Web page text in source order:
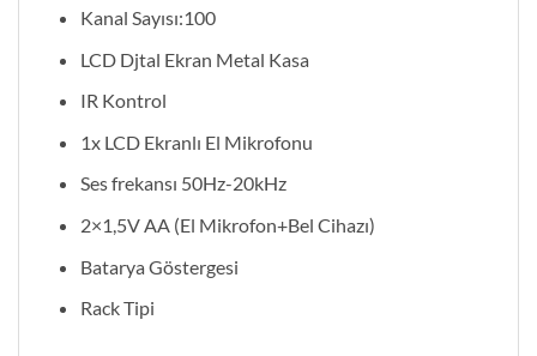
Kanal Sayısı:100
LCD Djtal Ekran Metal Kasa
IR Kontrol
1x LCD Ekranlı El Mikrofonu
Ses frekansı 50Hz-20kHz
2×1,5V AA (El Mikrofon+Bel Cihazı)
Batarya Göstergesi
Rack Tipi